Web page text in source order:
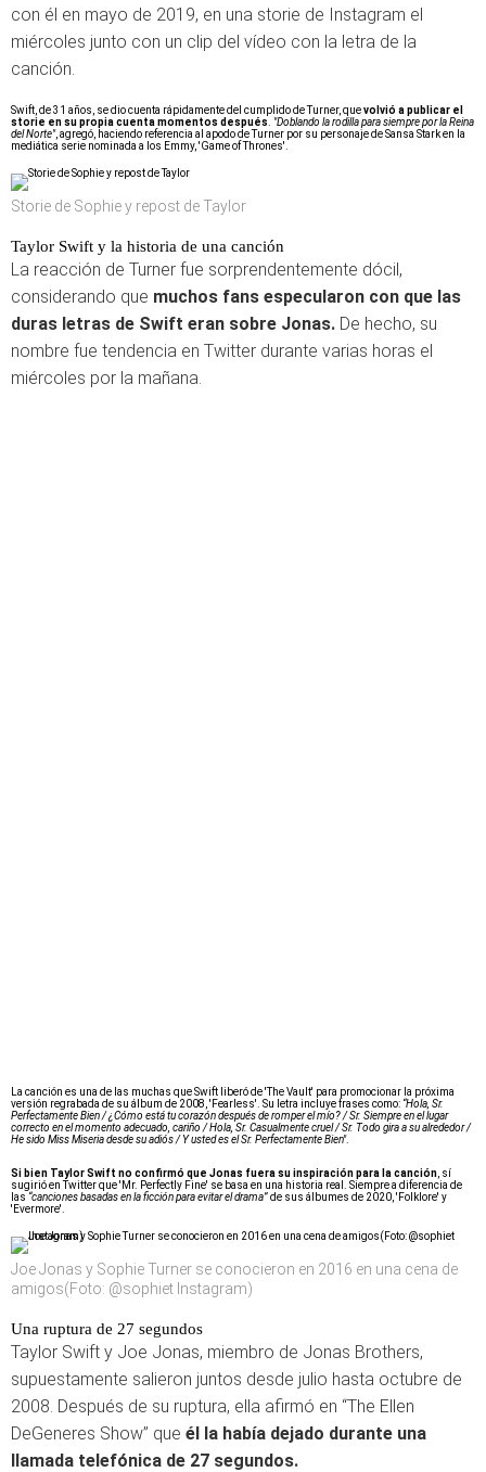
con él en mayo de 2019, en una storie de Instagram el
miércoles junto con un clip del vídeo con la letra de la
canción.
Swift, de 31 años, se dio cuenta rápidamente del cumplido de Turner, quevolvió a publicar el
storie en su propia cuenta momentos después
"Doblando la rodilla para siempre por la Reina
del Norte", agregó, haciendo referencia al apodo de Turner por su personaje de Sansa Stark en la
mediática serie nominada a los Emmy, 'Game of Thrones'.
Storie de Sophie y repost de Taylor
Taylor Swift y la historia de una canción
La reacción de Turner fue sorprendentemente dócil,
considerando que muchos fans especularon con que las
duras letras de Swift eran sobre Jonas. De hecho, su
nombre fue tendencia en Twitter durante varias horas el
miércoles por la mañana.
La canción es una de las muchas que Swift liberó de 'The Vault' para promocionar la próxima
versión regrabada de su álbum de 2008, 'Fearless'. Su letra incluye frases como: “Hola, Sr.
Perfectamente Bien / ¿Cómo está tu corazón después de romper el mío? / Sr. Siempre en el lugar
correcto en el momento adecuado, cariño / Hola, Sr. Casualmente cruel / Sr. Todo gira a su alrededor /
He sido Miss Miseria desde su adiós / Y usted es el Sr. Perfectamente Bien".
Si bien Taylor Swift no confirmó que Jonas fuera su inspiración para la canción , sí
sugirió en Twitter que 'Mr. Perfectly Fine' se basa en una historia real. Siempre a diferencia de
las “canciones basadas en la ficción para evitar el drama”de sus álbumes de 2020, 'Folklore' y
'Evermore'.
Joe Jonas y Sophie Turner se conocieron en 2016 en una cena de
amigos(Foto: @sophiet Instagram)
Una ruptura de 27 segundos
Taylor Swift y Joe Jonas, miembro de Jonas Brothers,
supuestamente salieron juntos desde julio hasta octubre de
2008. Después de su ruptura, ella afirmó en “The Ellen
DeGeneres Show” que él la había dejado durante una
llamada telefónica de 27 segundos.